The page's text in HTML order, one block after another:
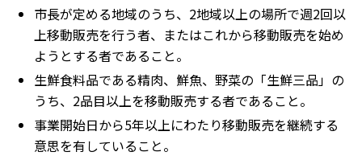
市長が定める地域のうち、2地域以上の場所で週2回以
上移動販売を行う者、またはこれから移動販売を始め
ようとする者であること。
生鮮食料品である精肉、鮮魚、野菜の「生鮮三品」の
うち、2品目以上を移動販売する者であること。
事業開始日から5年以上にわたり移動販売を継続する
意思を有していること。